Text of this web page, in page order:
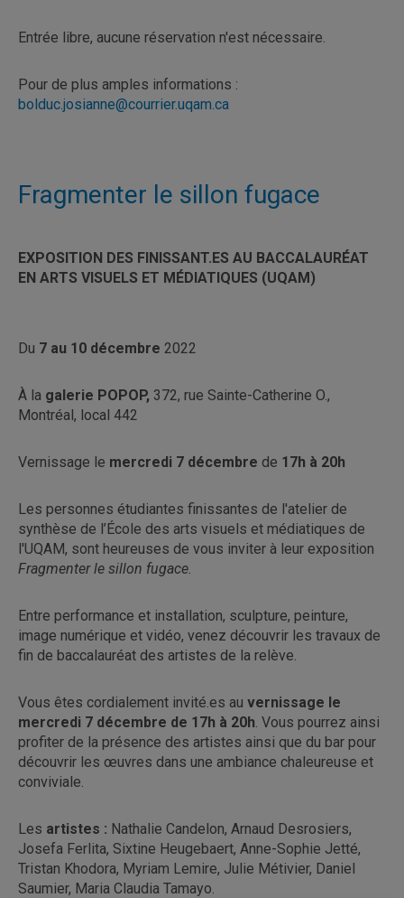
Entrée libre, aucune réservation n'est nécessaire.
Pour de plus amples informations :
bolduc.josianne@courrier.uqam.ca
Fragmenter le sillon fugace
EXPOSITION DES FINISSANT.ES AU BACCALAURÉAT
EN ARTS VISUELS ET MÉDIATIQUES (UQAM)
Du 7 au 10 décembre 2022
À la galerie POPOP, 372, rue Sainte-Catherine O.,
Montréal, local 442
Vernissage le mercredi 7 décembre de 17h à 20h
Les personnes étudiantes finissantes de l'atelier de
synthèse de l’École des arts visuels et médiatiques de
l'UQAM, sont heureuses de vous inviter à leur exposition
Fragmenter le sillon fugace.
Entre performance et installation, sculpture, peinture,
image numérique et vidéo, venez découvrir les travaux de
fin de baccalauréat des artistes de la relève.
Vous êtes cordialement invité.es au vernissage le
mercredi 7 décembre de 17h à 20h. Vous pourrez ainsi
profiter de la présence des artistes ainsi que du bar pour
découvrir les œuvres dans une ambiance chaleureuse et
conviviale.
Les artistes : Nathalie Candelon, Arnaud Desrosiers,
Josefa Ferlita, Sixtine Heugebaert, Anne-Sophie Jetté,
Tristan Khodora, Myriam Lemire, Julie Métivier, Daniel
Saumier, Maria Claudia Tamayo.